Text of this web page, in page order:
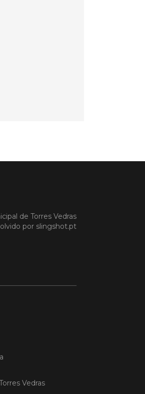
de Torres Vedras
por slingshot.pt
Vedras